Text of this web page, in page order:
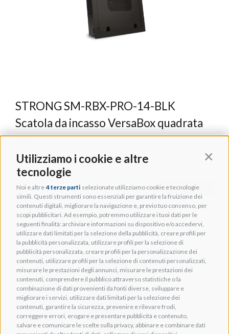
Utilizziamo i cookie e altre
tecnologie
Noi e altre 4 terze parti selezionate utilizziamo cookie e tecnologie
simili. Questi strumenti sono essenziali per garantire la fruizione dei
contenuti digitali, migliorare la navigazione e, previo tuo consenso, per
scopi pubblicitari. Ad esempio, potremmo utilizzare i tuoi dati per le
seguenti finalità: archiviare informazioni su dispositivo e/o accedervi,
utilizzare dati limitati per la selezione della pubblicità, creare profili per
la pubblicità personalizzata, utilizzare profili per la selezione di
pubblicità personalizzata, creare profili per la personalizzazione dei
contenuti, utilizzare profili per la selezione di contenuti personalizzati,
misurare le prestazioni degli annunci, misurare le prestazioni dei
contenuti, comprendere il pubblico attraverso statistiche o la
combinazione di dati provenienti da fonti diverse, sviluppare e
migliorare i servizi, utilizzare dati limitati per la selezione dei
contenuti, garantire la sicurezza, prevenire e rilevare frodi,
correggere errori, erogare e presentare pubblicità e contenuto,
salvare e comunicare le scelte sulla privacy, abbinare e combinare dati
STRONG SM-RBX-PRO-14-BLK
Scatola da incasso VersaBox quadrata
36cm
Cod. TGES001483
+ INFO